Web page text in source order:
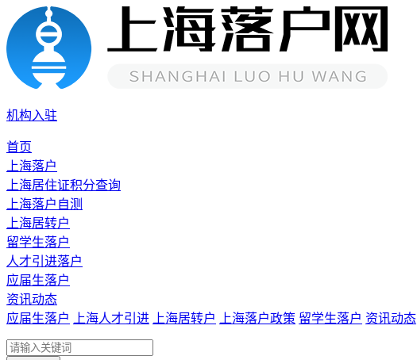
机构入驻
首页
上海落户
上海居住证积分查询
上海落户自测
上海居转户
留学生落户
人才引进落户
应届生落户
资讯动态
应届生落户
上海人才引进 上海居转户 上海落户政策 留学生落户 资讯动态